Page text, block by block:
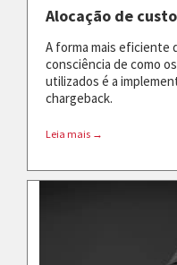
Alocação de
A forma mais eficiente
consciência de como
utilizados é a
chargeback.
Leia mais →